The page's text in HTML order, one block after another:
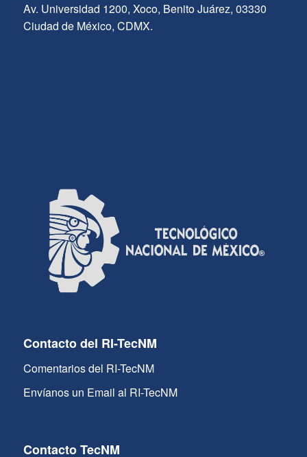
Av. Universidad 1200, Xoco, Benito Juárez, 03330
Ciudad de México, CDMX.
Contacto del RI-TecNM
Comentarios del RI-TecNM
Envíanos un Email al RI-TecNM
Contacto TecNM